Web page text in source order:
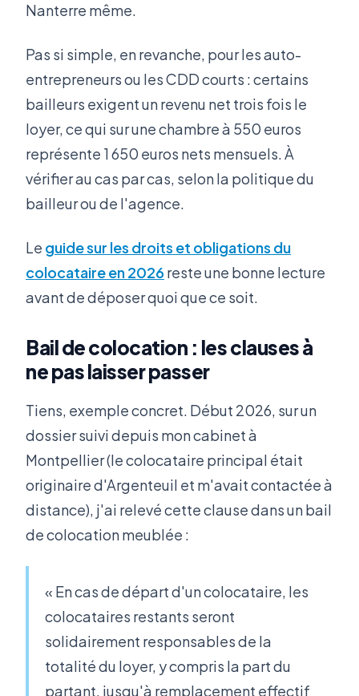
Nanterre même.
Pas si simple, en revanche, pour les auto-
entrepreneurs ou les CDD courts : certains
bailleurs exigent un revenu net trois fois le
loyer, ce qui sur une chambre à 550 euros
représente 1 650 euros nets mensuels. À
vérifier au cas par cas, selon la politique du
bailleur ou de l'agence.
Le guide sur les droits et obligations du
colocataire en 2026 reste une bonne lecture
avant de déposer quoi que ce soit.
Bail de colocation : les clauses à
ne pas laisser passer
Tiens, exemple concret. Début 2026, sur un
dossier suivi depuis mon cabinet à
Montpellier (le colocataire principal était
originaire d'Argenteuil et m'avait contactée à
distance), j'ai relevé cette clause dans un bail
de colocation meublée :
« En cas de départ d'un colocataire, les
colocataires restants seront
solidairement responsables de la
totalité du loyer, y compris la part du
partant, jusqu'à remplacement effectif